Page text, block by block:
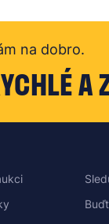
na dobro.
A